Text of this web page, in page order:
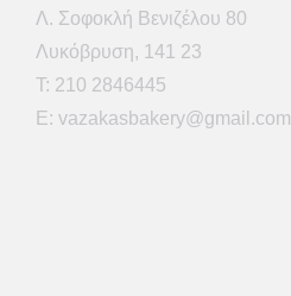
Λ. Σοφοκλή Βενιζέλου 80
Λυκόβρυση, 141 23
Τ: 210 2846445
E: vazakasbakery@gmail.com